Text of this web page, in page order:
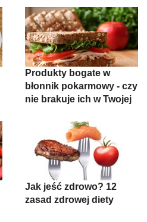
Produkty bogate w
błonnik pokarmowy - czy
nie brakuje ich w Twojej
Jak jeść zdrowo? 12
zasad zdrowej diety